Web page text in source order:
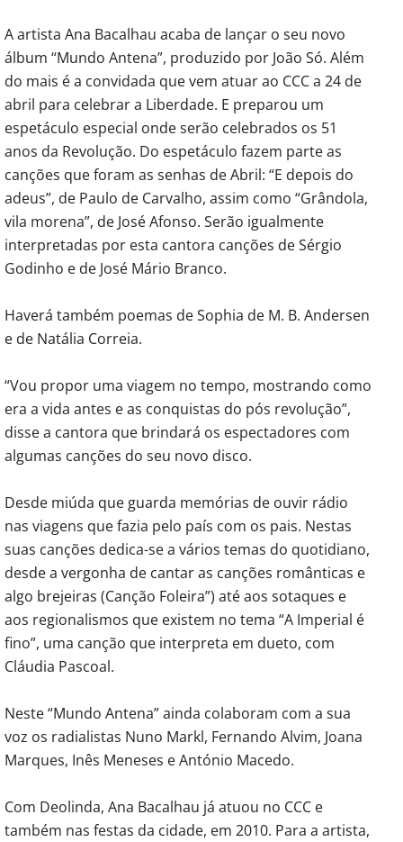
A artista Ana Bacalhau acaba de lançar o seu novo
álbum “Mundo Antena”, produzido por João Só. Além
do mais é a convidada que vem atuar ao CCC a 24 de
abril para celebrar a Liberdade. E preparou um
espetáculo especial onde serão celebrados os 51
anos da Revolução. Do espetáculo fazem parte as
canções que foram as senhas de Abril: “E depois do
adeus”, de Paulo de Carvalho, assim como “Grândola,
vila morena”, de José Afonso. Serão igualmente
interpretadas por esta cantora canções de Sérgio
Godinho e de José Mário Branco.
Haverá também poemas de Sophia de M. B. Andersen
e de Natália Correia.
“Vou propor uma viagem no tempo, mostrando como
era a vida antes e as conquistas do pós revolução”,
disse a cantora que brindará os espectadores com
algumas canções do seu novo disco.
Desde miúda que guarda memórias de ouvir rádio
nas viagens que fazia pelo país com os pais. Nestas
suas canções dedica-se a vários temas do quotidiano,
desde a vergonha de cantar as canções românticas e
algo brejeiras (Canção Foleira”) até aos sotaques e
aos regionalismos que existem no tema “A Imperial é
fino”, uma canção que interpreta em dueto, com
Cláudia Pascoal.
Neste “Mundo Antena” ainda colaboram com a sua
voz os radialistas Nuno Markl, Fernando Alvim, Joana
Marques, Inês Meneses e António Macedo.
Com Deolinda, Ana Bacalhau já atuou no CCC e
também nas festas da cidade, em 2010. Para a artista,